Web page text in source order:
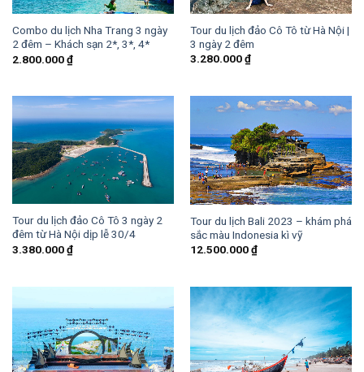
Combo du lịch Nha Trang 3 ngày
2 đêm – Khách sạn 2*, 3*, 4*
2.800.000₫
Tour du lịch đảo Cô Tô từ Hà Nội |
3 ngày 2 đêm
3.280.000₫
Tour du lịch đảo Cô Tô 3 ngày 2
đêm từ Hà Nội dịp lễ 30/4
3.380.000₫
Tour du lịch Bali 2023 – khám phá
sắc màu Indonesia kì vỹ
12.500.000₫